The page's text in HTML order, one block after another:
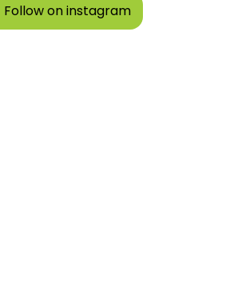
Follow on instagram